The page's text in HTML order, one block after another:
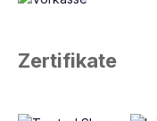
Zertifikate